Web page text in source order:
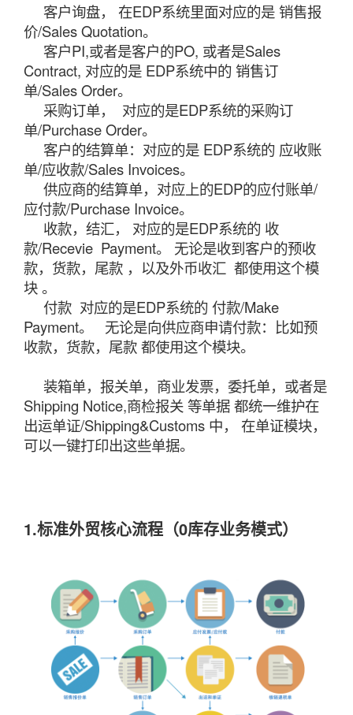
客户询盘， 在EDP系统里面对应的是 销售报
价/Sales Quotation。
客户PI,或者是客户的PO, 或者是Sales
Contract, 对应的是 EDP系统中的 销售订
单/Sales Order。
采购订单， 对应的是EDP系统的采购订
单/Purchase Order。
客户的结算单：对应的是 EDP系统的 应收账
单/应收款/Sales Invoices。
供应商的结算单，对应上的EDP的应付账单/
应付款/Purchase Invoice。
收款，结汇， 对应的是EDP系统的 收
款/Recevie Payment。 无论是收到客户的预收
款，货款，尾款 ，以及外币收汇 都使用这个模
块 。
付款 对应的是EDP系统的 付款/Make
Payment。 无论是向供应商申请付款：比如预
收款，货款，尾款 都使用这个模块。
装箱单，报关单，商业发票，委托单，或者是
Shipping Notice,商检报关 等单据 都统一维护在
出运单证/Shipping&Customs 中， 在单证模块，
可以一键打印出这些单据。
1.标准外贸核心流程（0库存业务模式）